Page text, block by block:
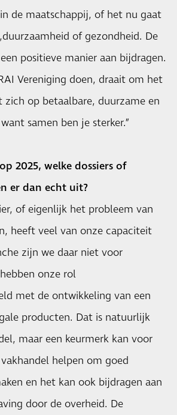
de maatschappij, of het nu gaat
of gezondheid. De
positieve manier aan bijdragen.
Vereniging doen, draait om het
op betaalbare, duurzame en
samen ben je sterker.”
2025, welke dossiers of
er dan echt uit?
of eigenlijk het probleem van
heeft veel van onze capaciteit
zijn we daar niet voor
onze rol
met de ontwikkeling van een
producten. Dat is natuurlijk
maar een keurmerk kan voor
helpen om goed
en het kan ook bijdragen aan
door de overheid. De